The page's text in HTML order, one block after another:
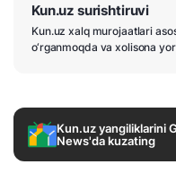
Kun.uz surishtiruvi
Kun.uz xalq murojaatlari
o‘rganmoqda va xolisona
Kun.uz yangiliklarini
News'da kuzating